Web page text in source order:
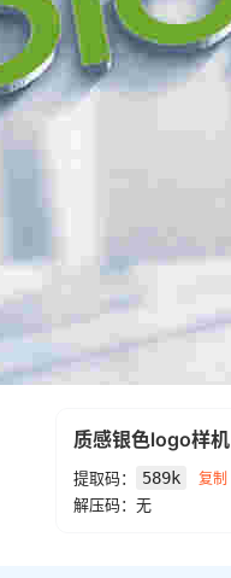
质感银色logo样机
提取码： 589k 复制
解压码：无